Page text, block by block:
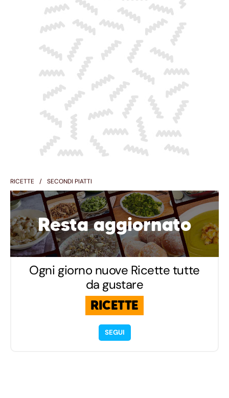
RICETTE SECONDI PIATTI
Resta aggiornato
Ogni giorno nuove Ricette tutte
da gustare
RICETTE
SEGUI